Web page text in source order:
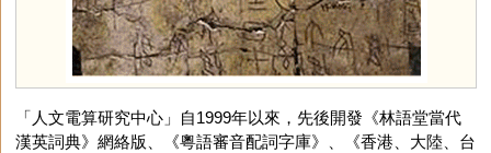
「人文電算研究中心」自1999年以來，先後開發《林語堂當代
漢英詞典》網絡版、《粵語審音配詞字庫》、《香港、大陸、台